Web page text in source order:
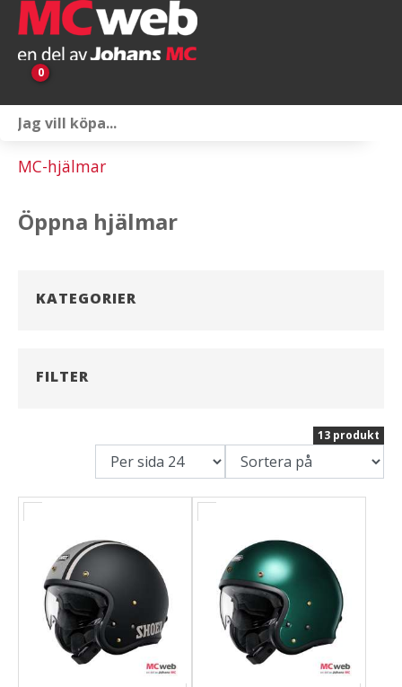
0
MC-hjälmar
Öppna hjälmar
KATEGORIER
FILTER
13 produkt